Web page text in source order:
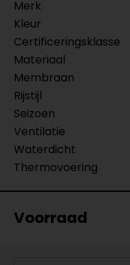
Merk
Kleur
Certificeringsklasse
Materiaal
Membraan
Rijstijl
Seizoen
Ventilatie
Waterdicht
Thermovoering
Voorraad